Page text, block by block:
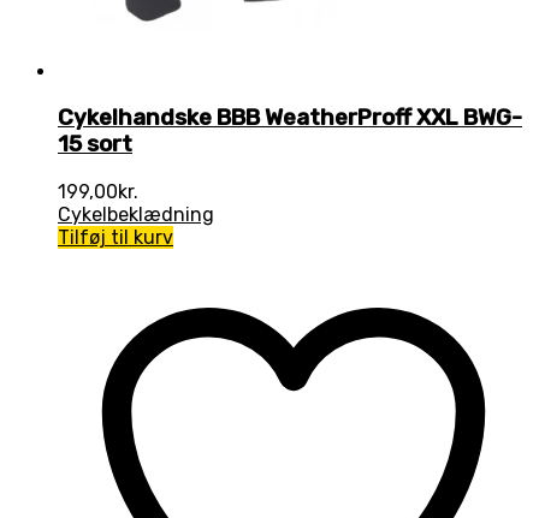
Cykelhandske BBB WeatherProff XXL BWG-
15 sort
199,00kr.
Cykelbeklædning
Tilføj til kurv